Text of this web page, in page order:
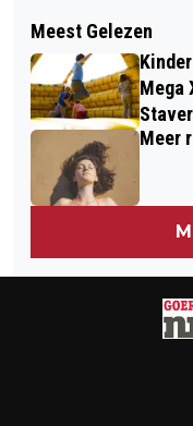
NIEUW:
BEROERTE
ZATERDAG 6
Meest Gelezen
Mega
Staver
Meer